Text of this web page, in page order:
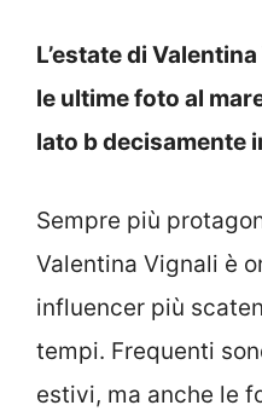
L’estate di
le ultime foto al
lato b decisamente
Sempre più
Valentina Vignali è
influencer più
tempi. Frequenti
estivi, ma anche le